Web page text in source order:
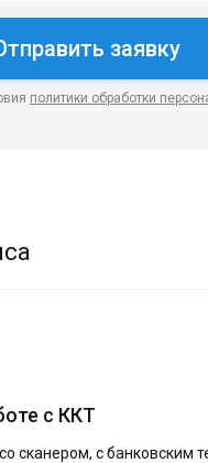
политики обработки
с ККТ
сканером, с банковским